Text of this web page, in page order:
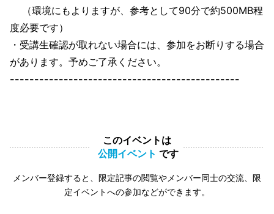
（環境にもよりますが、参考として90分で約500MB程
度必要です）
・受講生確認が取れない場合には、参加をお断りする場合
があります。予めご了承ください。
-----------------------------------------------
このイベントは
公開イベント です
メンバー登録すると、限定記事の閲覧やメンバー同士の交流、限
定イベントへの参加などができます。